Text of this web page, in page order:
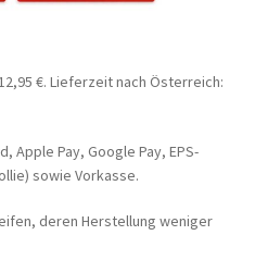
€. Lieferzeit nach Österreich:
Apple Pay, Google Pay, EPS-
sowie Vorkasse.
deren Herstellung weniger